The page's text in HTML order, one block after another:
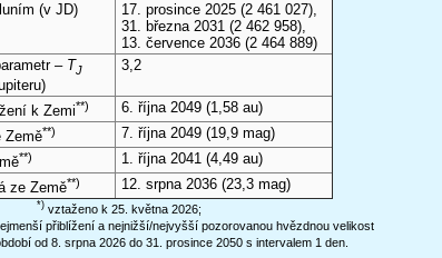
(v JD) 17. prosince 2025 (2 461 027),
31. března 2031 (2 462 958),
13. července 2036 (2 464 889)
– TJ 3,2
k Zemi**) 6. října 2049 (1,58 au)
Země**) 7. října 2049 (19,9 mag)
**) 1. října 2041 (4,49 au)
ze Země**) 12. srpna 2036 (23,3 mag)
*) vztaženo k 25. května 2026;
přiblížení a nejnižší/nejvyšší pozorovanou hvězdnou velikost
od 8. srpna 2026 do 31. prosince 2050 s intervalem 1 den.